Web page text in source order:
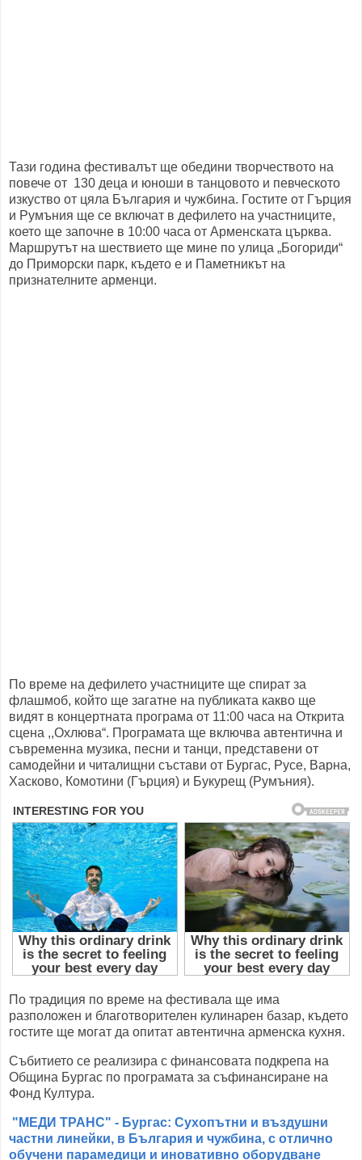
Тази година фестивалът ще обедини творчеството на
повече от 130 деца и юноши в танцовото и певческото
изкуство от цяла България и чужбина. Гостите от Гърция
и Румъния ще се включат в дефилето на участниците,
което ще започне в 10:00 часа от Арменската църква.
Маршрутът на шествието ще мине по улица „Богориди“
до Приморски парк, където е и Паметникът на
признателните арменци.
По време на дефилето участниците ще спират за
флашмоб, който ще загатне на публиката какво ще
видят в концертната програма от 11:00 часа на Открита
сцена ,,Охлюва“. Програмата ще включва автентична и
съвременна музика, песни и танци, представени от
самодейни и читалищни състави от Бургас, Русе, Варна,
Хасково, Комотини (Гърция) и Букурещ (Румъния).
По традиция по време на фестивала ще има
разположен и благотворителен кулинарен базар, където
гостите ще могат да опитат автентична арменска кухня.
Събитието се реализира с финансовата подкрепа на
Община Бургас по програмата за съфинансиране на
Фонд Култура.
"МЕДИ ТРАНС" - Бургас: Сухопътни и въздушни
частни линейки, в България и чужбина, с отлично
обучени парамедици и иновативно оборудване